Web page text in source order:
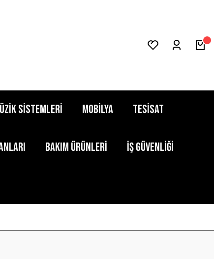
SİSTEMLERİ MOBİLYA TESİSAT
BAKIM ÜRÜNLERİ İŞ GÜVENLİĞİ